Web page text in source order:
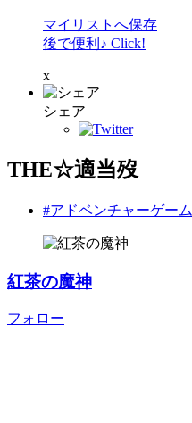
マイリストへ保存
後で便利♪ Click!
x
シェア
THE☆適当歿
#アドベンチャーゲーム
紅茶の魔神
フォロー